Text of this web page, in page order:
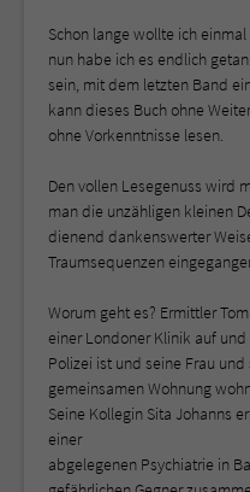
Schon lange wollte ich
nun habe ich es endlich
sein, mit dem letzten Band
kann dieses Buch ohne
ohne Vorkenntnisse lesen.
Den vollen Lesegenuss wird
man die unzähligen kleinen
dienend dankenswerter
Traumsequenzen
Worum geht es? Ermittler
einer Londoner Klinik auf
Polizei ist und seine Frau
gemeinsamen Wohnung
Seine Kollegin Sita Johanns
einer
abgelegenen Psychiatrie in